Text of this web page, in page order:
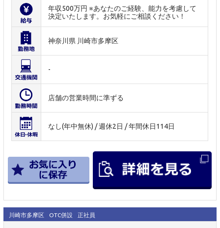
年収500万円 ※あなたのご経験、能力を考慮して
決定いたします。お気軽にご相談ください！
神奈川県 川崎市多摩区
-
店舗の営業時間に準ずる
なし(年中無休) / 週休2日 / 年間休日114日
川崎市多摩区 OTC併設 正社員